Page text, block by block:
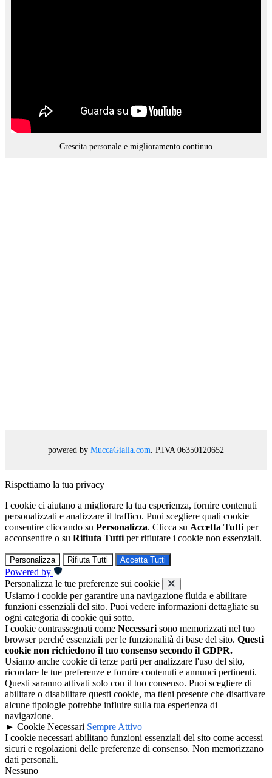
Crescita personale e miglioramento continuo
powered by MuccaGialla.com . P.IVA 06350120652
Rispettiamo la tua privacy
I cookie ci aiutano a migliorare la tua esperienza, fornire contenuti
personalizzati e analizzare il traffico. Puoi scegliere quali cookie
consentire cliccando su Personalizza. Clicca su Accetta Tutti per
acconsentire o su Rifiuta Tutti per rifiutare i cookie non essenziali.
Personalizza Rifiuta Tutti Accetta Tutti
Powered by
Personalizza le tue preferenze sui cookie
Usiamo i cookie per garantire una navigazione fluida e abilitare
funzioni essenziali del sito. Puoi vedere informazioni dettagliate su
ogni categoria di cookie qui sotto.
I cookie contrassegnati come Necessari sono memorizzati nel tuo
browser perché essenziali per le funzionalità di base del sito. Questi
cookie non richiedono il tuo consenso secondo il GDPR.
Usiamo anche cookie di terze parti per analizzare l'uso del sito,
ricordare le tue preferenze e fornire contenuti e annunci pertinenti.
Questi saranno attivati solo con il tuo consenso. Puoi scegliere di
abilitare o disabilitare questi cookie, ma tieni presente che disattivare
alcune tipologie potrebbe influire sulla tua esperienza di
navigazione.
► Cookie Necessari Sempre Attivo
I cookie necessari abilitano funzioni essenziali del sito come accessi
sicuri e regolazioni delle preferenze di consenso. Non memorizzano
dati personali.
Nessuno